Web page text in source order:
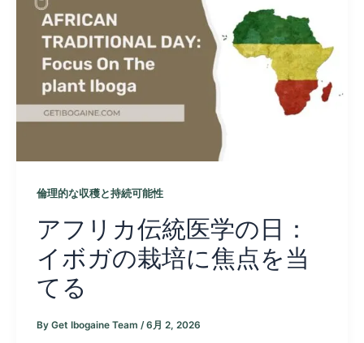
倫理的な収穫と持続可能性
アフリカ伝統医学の日：
イボガの栽培に焦点を当
てる
By Get Ibogaine Team /6月 2, 2026